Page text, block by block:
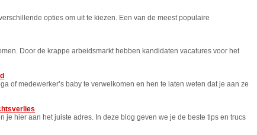
opties om uit te kiezen. Een van de meest populaire
Door de krappe arbeidsmarkt hebben kandidaten vacatures voor het
of medewerker’s baby te verwelkomen en hen te laten weten dat je aan ze
hier aan het juiste adres. In deze blog geven we je de beste tips en trucs